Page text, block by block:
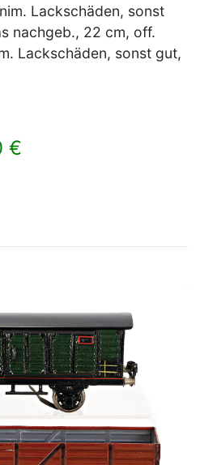
Lackschäden, sonst
nachgeb., 22 cm, off.
Lackschäden, sonst gut,
€